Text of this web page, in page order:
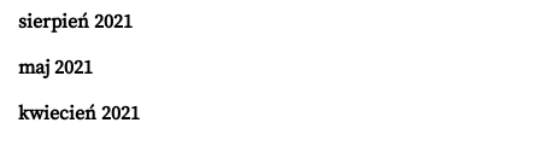
sierpień 2021
maj 2021
kwiecień 2021